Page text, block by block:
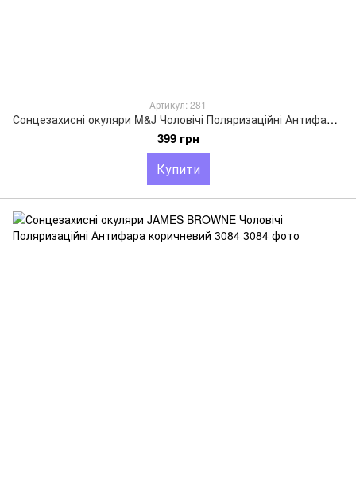
Артикул: 281
Сонцезахисні окуляри M&J Чоловічі Поляризаційні Антифара чорний (281)
399 грн
Купити